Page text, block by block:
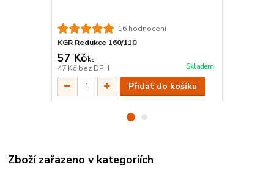
16 hodnocení
KGR Redukce 160/110
57 Kč/ks
47 Kč bez DPH Skladem
Přidat do košíku
Zboží zařazeno v kategoriích